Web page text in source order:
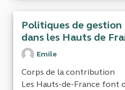
Politiques de
dans les Hauts de
Emile
Corps de la contribution
Les Hauts-de-France font